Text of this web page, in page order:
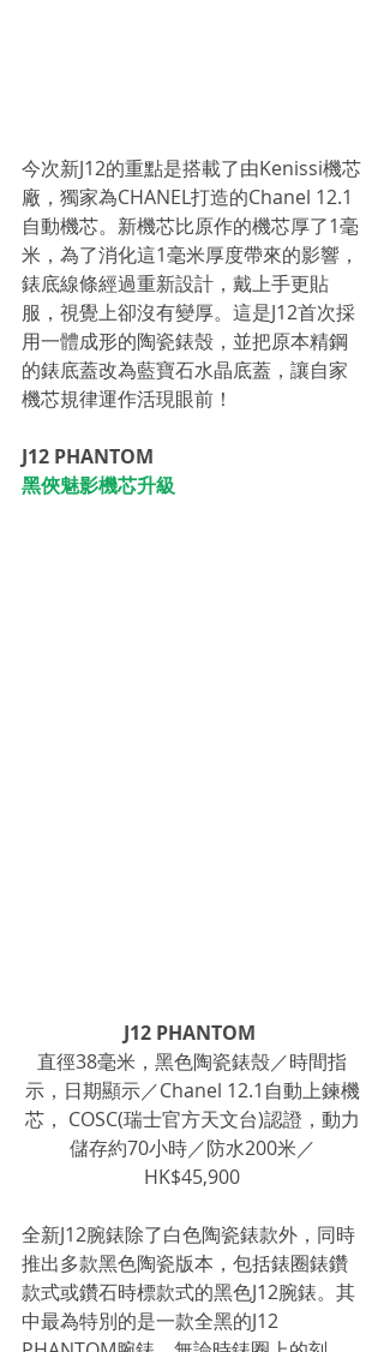
今次新J12的重點是搭載了由Kenissi機芯
廠，獨家為CHANEL打造的Chanel 12.1
自動機芯。新機芯比原作的機芯厚了1毫
米，為了消化這1毫米厚度帶來的影響，
錶底線條經過重新設計，戴上手更貼
服，視覺上卻沒有變厚。這是J12首次採
用一體成形的陶瓷錶殼，並把原本精鋼
的錶底蓋改為藍寶石水晶底蓋，讓自家
機芯規律運作活現眼前！
J12 PHANTOM
黑俠魅影機芯升級
J12 PHANTOM
直徑38毫米，黑色陶瓷錶殼／時間指
示，日期顯示／Chanel 12.1自動上鍊機
芯， COSC(瑞士官方天文台)認證，動力
儲存約70小時／防水200米／
HK$45,900
全新J12腕錶除了白色陶瓷錶款外，同時
推出多款黑色陶瓷版本，包括錶圈錶鑽
款式或鑽石時標款式的黑色J12腕錶。其
中最為特別的是一款全黑的J12